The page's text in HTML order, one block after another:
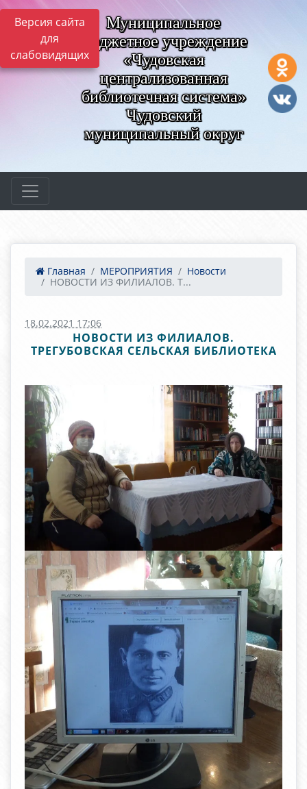
Версия сайта
для
слабовидящих
Муниципальное
бюджетное учреждение
«Чудовская
централизованная
библиотечная система»
Чудовский
муниципальный округ
Главная МЕРОПРИЯТИЯ
Новости
НОВОСТИ ИЗ ФИЛИАЛОВ. Т...
18.02.2021 17:06
НОВОСТИ ИЗ ФИЛИАЛОВ.
ТРЕГУБОВСКАЯ СЕЛЬСКАЯ БИБЛИОТЕКА